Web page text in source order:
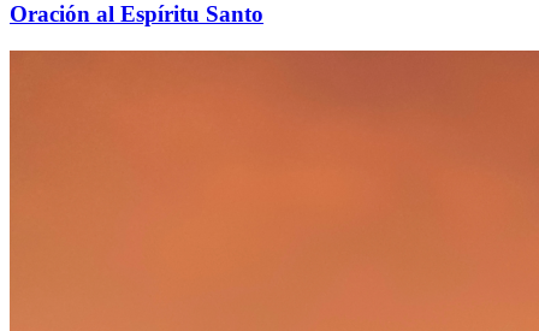
Oración al Espíritu Santo